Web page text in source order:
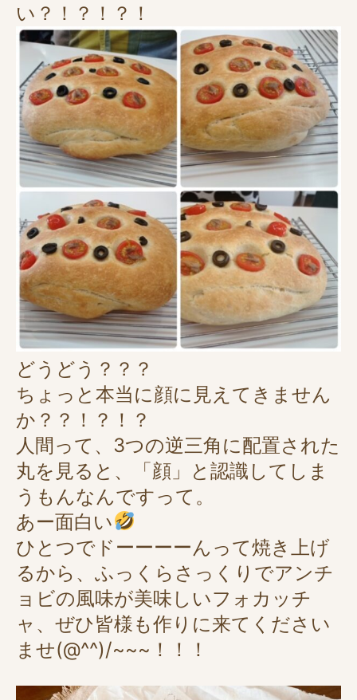
い？！？！？！
どうどう？？？
ちょっと本当に顔に見えてきません
か？？！？！？
人間って、3つの逆三角に配置された
丸を見ると、「顔」と認識してしま
うもんなんですって。
あー面白い
ひとつでドーーーーんって焼き上げ
るから、ふっくらさっくりでアンチ
ョビの風味が美味しいフォカッチ
ャ、ぜひ皆様も作りに来てください
ませ(@^^)/~~~！！！